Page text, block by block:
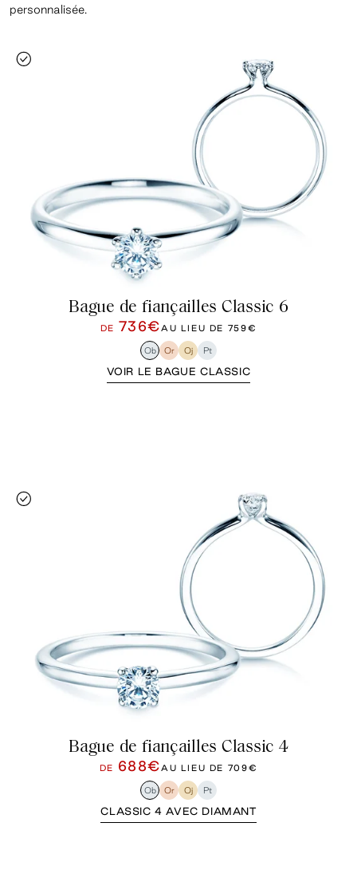
personnalisée.
Bague de fiançailles Classic 6
DE 736€AU LIEU DE 759€
Ob Or Oj Pt
VOIR LE BAGUE CLASSIC
Bague de fiançailles Classic 4
DE 688€AU LIEU DE 709€
Ob Or Oj Pt
CLASSIC 4 AVEC DIAMANT